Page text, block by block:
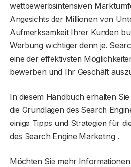
wettbewerbsintensiven
Angesichts der Millionen von
Aufmerksamkeit Ihrer Kunden
Werbung wichtiger denn je.
eine der effektivsten
bewerben und Ihr Geschäft
In diesem Handbuch erhalten
die Grundlagen des Search
einige Tipps und Strategien für
des Search Engine Marketing .
Möchten Sie mehr